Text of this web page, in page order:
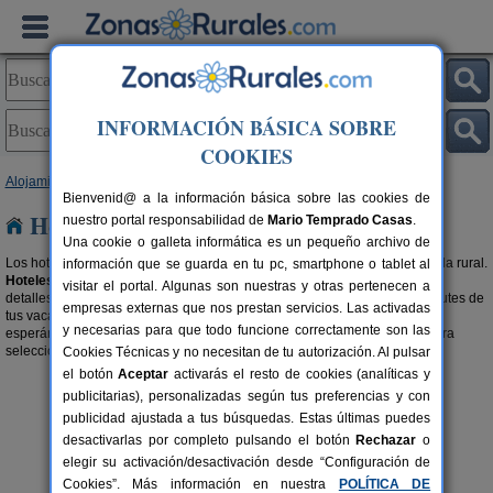
Alojamientos
Hoteles Rurales en Vizcaya
Los hoteles rurales son una forma, a lo grande, de disfrutar de tu escapada rural.
Hoteles rurales con encanto en Vizcayacargados de personalidad, con
detalles que los hacen únicos y con acogedoras estancias para que disfrutes de
tus vacaciones como te mereces. Tenemos todos estos hoteles rurales
esperándote. Te encantarán. También te recomendamos buscar en nuestra
selección deApartamentos Rurales en Vizcaya.
INFORMACIÓN BÁSICA SOBRE
COOKIES
Bienvenid@ a la información básica sobre las cookies de
nuestro portal responsabilidad de Mario Temprado Casas.
Una cookie o galleta informática es un pequeño archivo de
información que se guarda en tu pc, smartphone o tablet al
visitar el portal. Algunas son nuestras y otras pertenecen a
empresas externas que nos prestan servicios. Las activadas
y necesarias para que todo funcione correctamente son las
Cookies Técnicas y no necesitan de tu autorización. Al pulsar
el botónAceptar activarás el resto de cookies (analíticas y
publicitarias), personalizadas según tus preferencias y con
publicidad ajustada a tus búsquedas. Estas últimas puedes
desactivarlas por completo pulsando el botón Rechazar o
elegir su activación/desactivación desde “Configuración de
Cookies”. Más información en nuestra
POLÍTICA DE